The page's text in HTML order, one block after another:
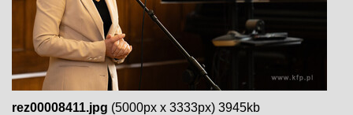
rez00008411.jpg (5000px x 3333px) 3945kb